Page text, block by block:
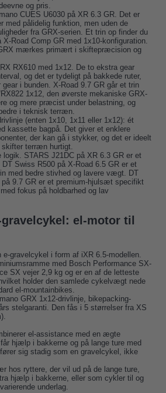
og pris.
CUES U6030 på XR 6.3 GR. Det er
med pålidelig funktion, men uden de
fra GRX-serien. Et trin op finder du
X-Road Comp GR med 1x10-konfiguration.
mærkes primært i skiftepræcision og
RX610 med 1x12. De to ekstra gear
og det er tydeligt på bakkede ruter,
i bunden. X-Road 9.7 GR går et trin
1x12, den øverste mekaniske GRX-
og mere præcist under belastning, og
i teknisk terræn.
(enten 1x10, 1x11 eller 1x12): ét
kassette bagpå. Det giver et enklere
der kan gå i stykker, og det er ideelt
terræn hurtigt.
STARS J21DC på XR 6.3 GR er et
Swiss R500 på X-Road 6.5 GR er et
med bedre stivhed og lavere vægt. DT
9.7 GR er et premium-hjulsæt specifikt
fokus på holdbarhed og lav
el-motor til
e-gravelcykel i form af iXR 6.5-modellen.
med Bosch Performance SX-
SX vejer 2,9 kg og er en af de letteste
holder den samlede cykelvægt nede
el-mountainbikes.
GRX 1x12-drivlinje, bikepacking-
stelgaranti. Den fås i 5 størrelser fra XS
el-assistance med en ægte
hjælp i bakkerne og på lange ture med
sig stadig som en gravelcykel, ikke
hos ryttere, der vil ud på de lange ture,
hjælp i bakkerne, eller som cykler til og
underlag.